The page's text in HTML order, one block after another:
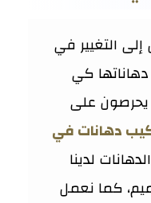
التغيير في
كي
يحرصون على
دهانات في
لدينا
كما نعمل